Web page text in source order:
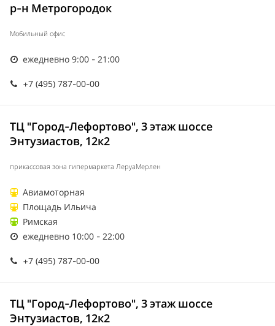
р-н Метрогородок
Мобильный офис
ежедневно 9:00 - 21:00
+7 (495) 787-00-00
ТЦ "Город-Лефортово", 3 этаж шоссе
Энтузиастов, 12к2
прикассовая зона гипермаркета ЛеруаМерлен
Авиамоторная
Площадь Ильича
Римская
ежедневно 10:00 - 22:00
+7 (495) 787-00-00
ТЦ "Город-Лефортово", 3 этаж шоссе
Энтузиастов, 12к2